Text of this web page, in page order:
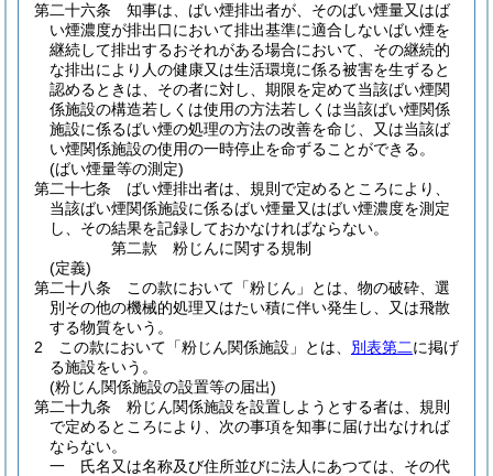
第二十六条
知事は、ばい煙排出者が、そのばい煙量又はば
い煙濃度が排出口において排出基準に適合しないばい煙を
継続して排出するおそれがある場合において、その継続的
な排出により人の健康又は生活環境に係る被害を生ずると
認めるときは、その者に対し、期限を定めて当該ばい煙関
係施設の構造若しくは使用の方法若しくは当該ばい煙関係
施設に係るばい煙の処理の方法の改善を命じ、又は当該ば
い煙関係施設の使用の一時停止を命ずることができる。
(ばい煙量等の測定)
第二十七条
ばい煙排出者は、規則で定めるところにより、
当該ばい煙関係施設に係るばい煙量又はばい煙濃度を測定
し、その結果を記録しておかなければならない。
第二款
粉じんに関する規制
(定義)
第二十八条
この款において「粉じん」とは、物の破砕、選
別その他の機械的処理又はたい積に伴い発生し、又は飛散
する物質をいう。
2
この款において「粉じん関係施設」とは、 別表第二に掲げ
る施設をいう。
(粉じん関係施設の設置等の届出)
第二十九条
粉じん関係施設を設置しようとする者は、規則
で定めるところにより、次の事項を知事に届け出なければ
ならない。
一
氏名又は名称及び住所並びに法人にあつては、その代